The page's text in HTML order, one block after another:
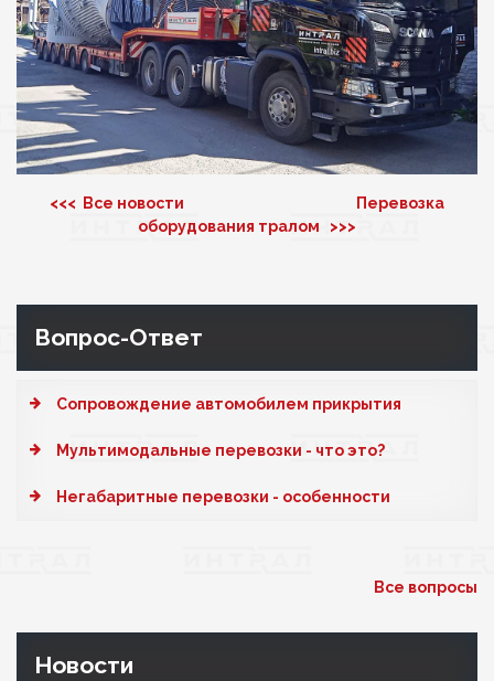
<<< Все новости
Перевозка
оборудования тралом >>>
Вопрос-Ответ
Cопровождение автомобилем прикрытия
Мультимодальные перевозки - что это?
Негабаритные перевозки - особенности
Все вопросы
Новости